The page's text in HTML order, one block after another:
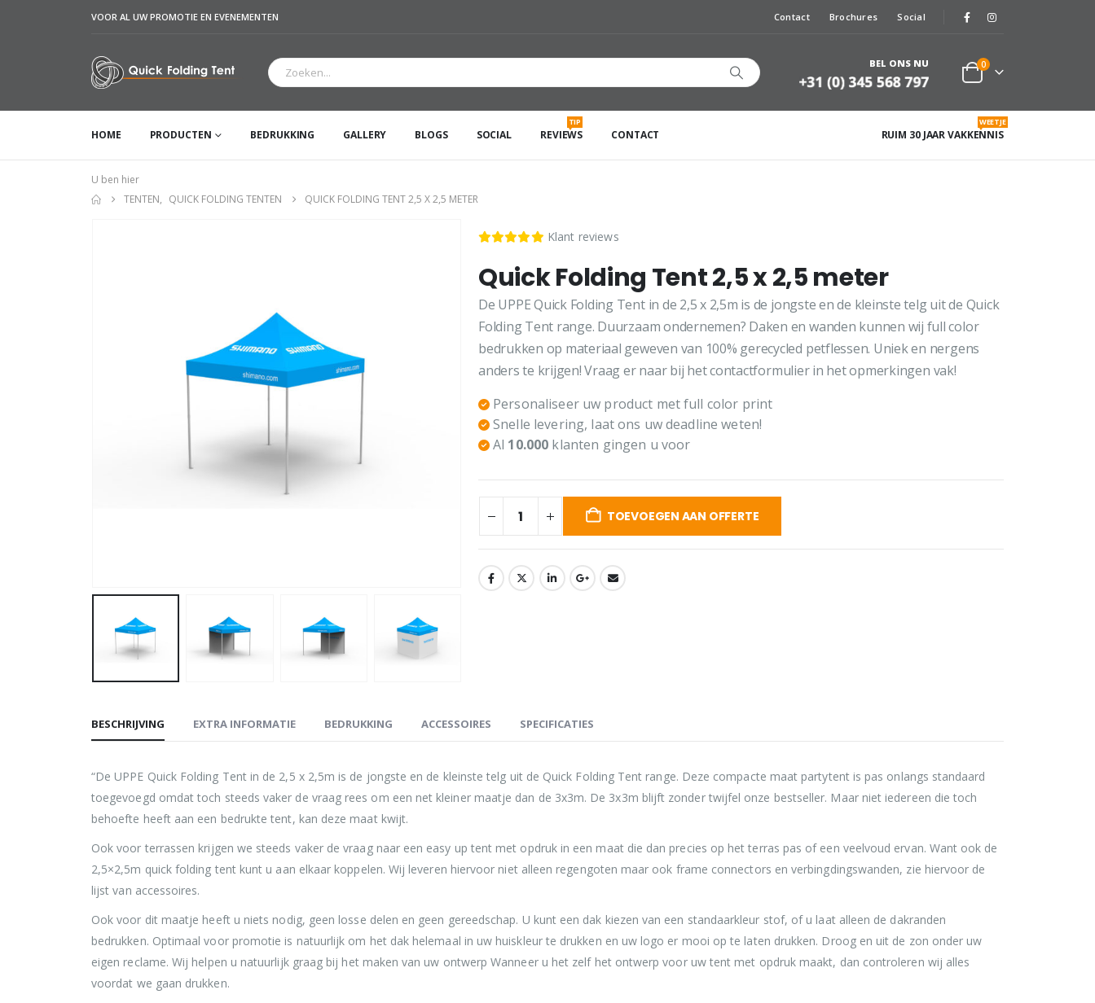
VOOR AL UW PROMOTIE EN EVENEMENTEN Contact Brochures Social
BEL ONS NU 0
HOME PRODUCTEN BEDRUKKING GALLERY BLOGS SOCIAL REVIEWS
TIP
CONTACT RUIM 30 JAAR VAKKENNIS
WEETJE
U ben hier
TENTEN, QUICK FOLDING TENTEN QUICK FOLDING TENT 2,5 X 2,5 METER
Klant reviews
Quick Folding Tent 2,5 x 2,5 meter
De UPPE Quick Folding Tent in de 2,5 x 2,5m is de jongste en de kleinste telg uit de Quick
Folding Tent range. Duurzaam ondernemen? Daken en wanden kunnen wij full color
bedrukken op materiaal geweven van 100% gerecycled petflessen. Uniek en nergens
anders te krijgen! Vraag er naar bij het contactformulier in het opmerkingen vak!
Personaliseer uw product met full color print
Snelle levering, laat ons uw deadline weten!
Al 10.000 klanten gingen u voor
TOEVOEGEN AAN OFFERTE
BESCHRIJVING EXTRA INFORMATIE BEDRUKKING ACCESSOIRES SPECIFICATIES
“De UPPE Quick Folding Tent in de 2,5 x 2,5m is de jongste en de kleinste telg uit de Quick Folding Tent range. Deze compacte maat partytent is pas onlangs standaard
toegevoegd omdat toch steeds vaker de vraag rees om een net kleiner maatje dan de 3x3m. De 3x3m blijft zonder twijfel onze bestseller. Maar niet iedereen die toch
behoefte heeft aan een bedrukte tent, kan deze maat kwijt.
Ook voor terrassen krijgen we steeds vaker de vraag naar een easy up tent met opdruk in een maat die dan precies op het terras pas of een veelvoud ervan. Want ook de
2,5×2,5m quick folding tent kunt u aan elkaar koppelen. Wij leveren hiervoor niet alleen regengoten maar ook frame connectors en verbingdingswanden, zie hiervoor de
lijst van accessoires.
Ook voor dit maatje heeft u niets nodig, geen losse delen en geen gereedschap. U kunt een dak kiezen van een standaarkleur stof, of u laat alleen de dakranden
bedrukken. Optimaal voor promotie is natuurlijk om het dak helemaal in uw huiskleur te drukken en uw logo er mooi op te laten drukken. Droog en uit de zon onder uw
eigen reclame. Wij helpen u natuurlijk graag bij het maken van uw ontwerp Wanneer u het zelf het ontwerp voor uw tent met opdruk maakt, dan controleren wij alles
voordat we gaan drukken.